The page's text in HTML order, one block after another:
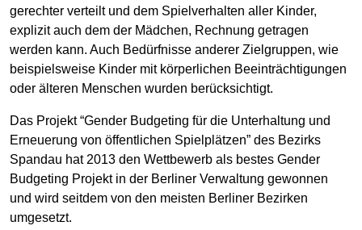
gerechter verteilt und dem Spielverhalten aller Kinder,
explizit auch dem der Mädchen, Rechnung getragen
werden kann. Auch Bedürfnisse anderer Zielgruppen, wie
beispielsweise Kinder mit körperlichen Beeinträchtigungen
oder älteren Menschen wurden berücksichtigt.
Das Projekt “Gender Budgeting für die Unterhaltung und
Erneuerung von öffentlichen Spielplätzen” des Bezirks
Spandau hat 2013 den Wettbewerb als bestes Gender
Budgeting Projekt in der Berliner Verwaltung gewonnen
und wird seitdem von den meisten Berliner Bezirken
umgesetzt.